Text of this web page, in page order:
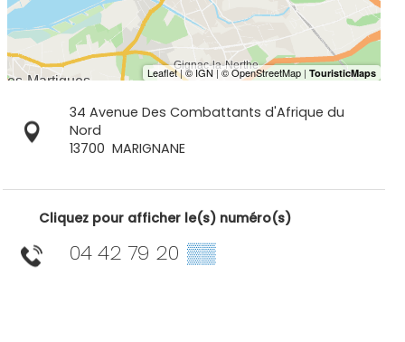
34 Avenue Des Combattants d'Afrique du
Nord
13700 MARIGNANE
Cliquez pour afficher le(s) numéro(s)
04 42 79 20 ▒▒